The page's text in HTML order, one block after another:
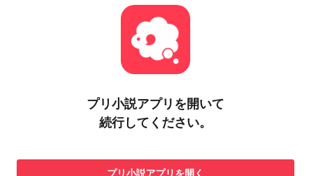
プリ小説アプリを開いて
続行してください。
プリ小説アプリを開く